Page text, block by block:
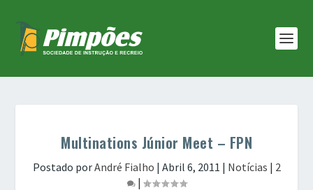
Multinations Júnior Meet – FPN
Postado porAndré Fialho | Abril 6, 2011 | Notícias | 2
|